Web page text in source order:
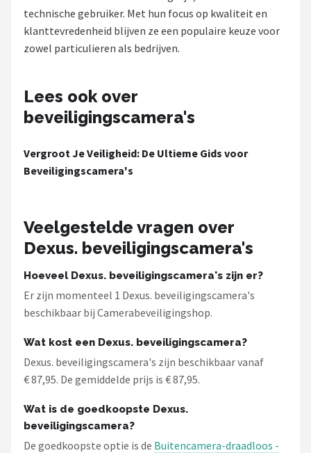
EZVIZ
TP-Link
Teceye
ieGeek
Alle merken →
technische gebruiker. Met hun focus op kwaliteit en
klanttevredenheid blijven ze een populaire keuze voor
zowel particulieren als bedrijven.
Lees ook over
beveiligingscamera's
Vergroot Je Veiligheid: De Ultieme Gids voor
Beveiligingscamera's
Veelgestelde vragen over
Dexus. beveiligingscamera's
Hoeveel Dexus. beveiligingscamera's zijn er?
Er zijn momenteel 1 Dexus. beveiligingscamera's
beschikbaar bij Camerabeveiligingshop.
Wat kost een Dexus. beveiligingscamera?
Dexus. beveiligingscamera's zijn beschikbaar vanaf
€ 87,95. De gemiddelde prijs is € 87,95.
Wat is de goedkoopste Dexus.
beveiligingscamera?
De goedkoopste optie is de Buitencamera-draadloos -